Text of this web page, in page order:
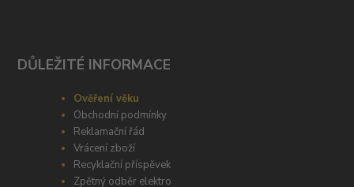
DŮLEŽITÉ INFORMACE
Ověření věku
Obchodní podmínky
Reklamační řád
Vrácení zboží
Recyklační příspěvek
Zpětný odběr elektro